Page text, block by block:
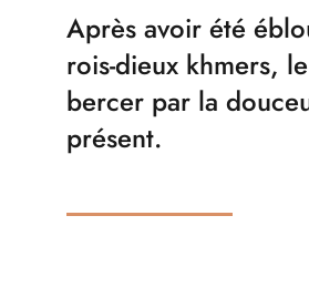
Après avoir été
rois-dieux khmers,
bercer par la
présent.